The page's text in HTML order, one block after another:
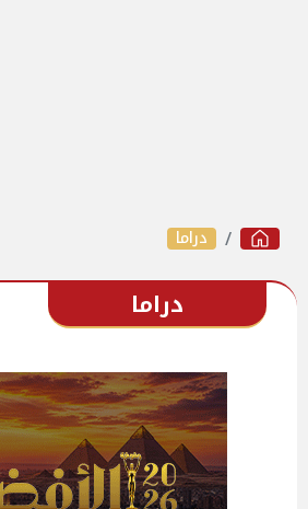
دراما
دراما